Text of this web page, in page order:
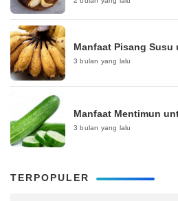
Manfaat Pisang Susu
3 bulan yang lalu
Manfaat Mentimun
3 bulan yang lalu
TERPOPULER